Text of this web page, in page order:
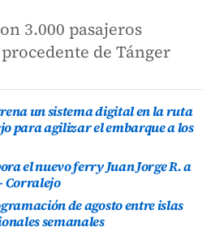
3.000 pasajeros
de Tánger
un sistema digital en la ruta
para agilizar el embarque a los
el nuevo ferry Juan Jorge R. a
Corralejo
de agosto entre islas
semanales